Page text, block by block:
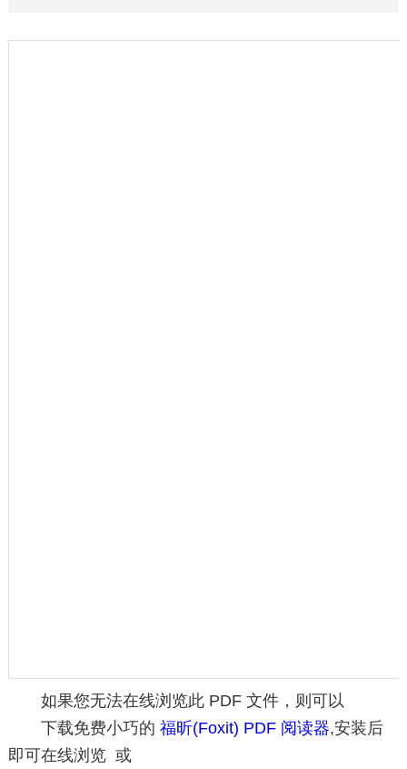
如果您无法在线浏览此 PDF 文件，则可以
下载免费小巧的 福昕(Foxit) PDF 阅读器,安装后
即可在线浏览 或